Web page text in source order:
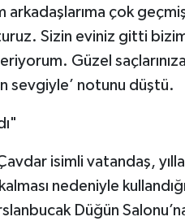
arkadaşlarıma çok
Sizin eviniz gitti bizim
Güzel
sevgiyle’ notunu düştü.
isimli vatandaş,
kalması nedeniyle
Düğün